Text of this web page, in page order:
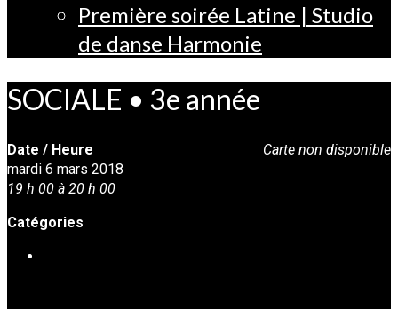
Première soirée Latine | Studio
de danse Harmonie
SOCIALE • 3e année
Carte non disponible
Date / Heure
mardi 6 mars 2018
19 h 00 à 20 h 00
Catégories